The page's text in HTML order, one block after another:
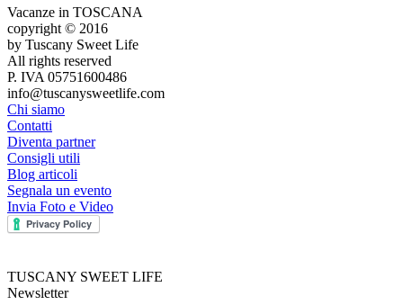
Vacanze in TOSCANA
copyright © 2016
by Tuscany Sweet Life
All rights reserved
P. IVA 05751600486
info@tuscanysweetlife.com
Chi siamo
Contatti
Diventa partner
Consigli utili
Blog articoli
Segnala un evento
Invia Foto e Video
TUSCANY SWEET LIFE
Newsletter